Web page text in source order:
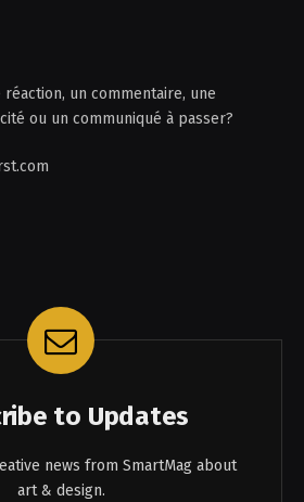
un commentaire, une
ou un communiqué à passer?
to Updates
news from SmartMag about
art & design.